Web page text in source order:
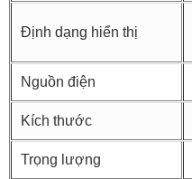
Định dạng hiển thị
Nguồn điện
Kích thước
Trọng lượng